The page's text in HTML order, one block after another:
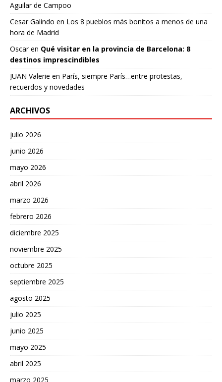
Aguilar de Campoo
Cesar Galindo en Los 8 pueblos más bonitos a menos de una
hora de Madrid
Oscaren Qué visitar en la provincia de Barcelona: 8
destinos imprescindibles
JUAN Valerie en París, siempre París…entre protestas,
recuerdos y novedades
ARCHIVOS
julio 2026
junio 2026
mayo 2026
abril 2026
marzo 2026
febrero 2026
diciembre 2025
noviembre 2025
octubre 2025
septiembre 2025
agosto 2025
julio 2025
junio 2025
mayo 2025
abril 2025
marzo 2025